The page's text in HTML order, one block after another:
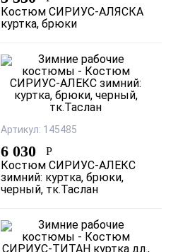
Костюм СИРИУС-АЛЯСКА
куртка, брюки
Артикул: 145485
6 030 Р
Костюм СИРИУС-АЛЕКС
зимний: куртка, брюки,
черный, тк.Таслан